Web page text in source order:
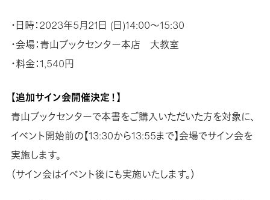
・日時：2023年5月21日 (日)14:00〜15:30
・会場：青山ブックセンター本店 大教室
・料金：1,540円
【追加サイン会開催決定！】
青山ブックセンターで本書をご購入いただいた方を対象に、
イベント開始前の【13:30から13:55まで】会場でサイン会を
実施します。
（サイン会はイベント後にも実施いたします。）